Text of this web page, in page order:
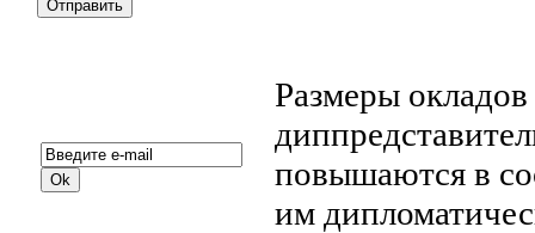
Размеры
повышаются в
им